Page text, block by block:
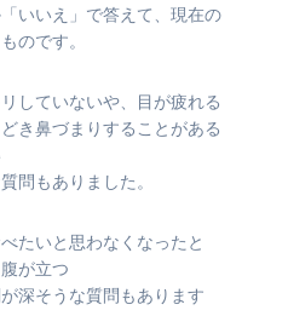
いいえ」で答えて、現在の
のです。
していないや、目が疲れる
き鼻づまりすることがある
問もありました。
たいと思わなくなったと
が立つ
深そうな質問もあります